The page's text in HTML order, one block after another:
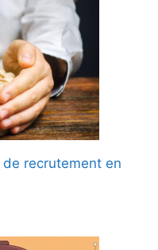
recrutement en